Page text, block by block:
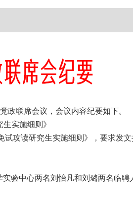
联席会议，会议内容纪要如下。
实施细则》
攻读研究生实施细则》，要求发文
验中心两名刘怡凡和刘璐两名临